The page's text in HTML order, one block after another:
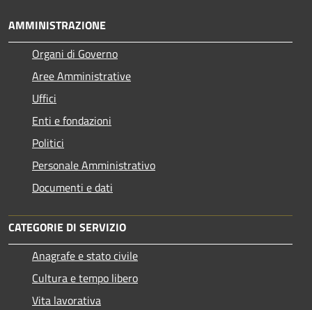
AMMINISTRAZIONE
Organi di Governo
Aree Amministrative
Uffici
Enti e fondazioni
Politici
Personale Amministrativo
Documenti e dati
CATEGORIE DI SERVIZIO
Anagrafe e stato civile
Cultura e tempo libero
Vita lavorativa